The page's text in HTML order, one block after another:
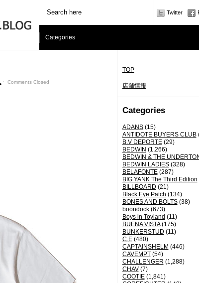
Twitter
Categories
TOP
店舗情報
Categories
ADANS(15)
ANTIDOTE BUYERS CLUB
B.V DEPORTE(29)
BEDWIN (1,266)
BEDWIN & THE
BEDWIN LADIES(328)
BELAFONTE(287)
BIG YANK The Third Edition
BILLBOARD (21)
Black Eye Patch (134)
BONES AND BOLTS(38)
boondock(673)
Boys in Toyland (11)
BUENA VISTA(175)
BUNKERSTUD (11)
C.E(480)
CAPTAINSHELM (446)
CAVEMPT(54)
CHALLENGER (1,288)
CHAV(7)
COOTIE(1,841)
ˑ Comments Closed